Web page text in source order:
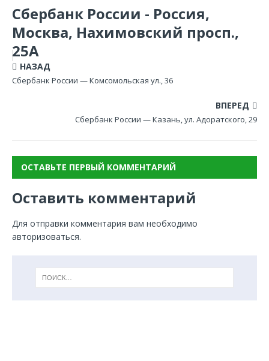
Сбербанк России - Россия,
Москва, Нахимовский просп.,
25А
НАЗАД
Сбербанк России — Комсомольская ул., 36
ВПЕРЕД
Сбербанк России — Казань, ул. Адоратского, 29
ОСТАВЬТЕ ПЕРВЫЙ КОММЕНТАРИЙ
Оставить комментарий
Для отправки комментария вам необходимо
авторизоваться.